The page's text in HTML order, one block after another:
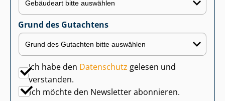
Grund des Gutachtens
Ich habe den Datenschutz gelesen und
verstanden.
Ich möchte den Newsletter abonnieren.